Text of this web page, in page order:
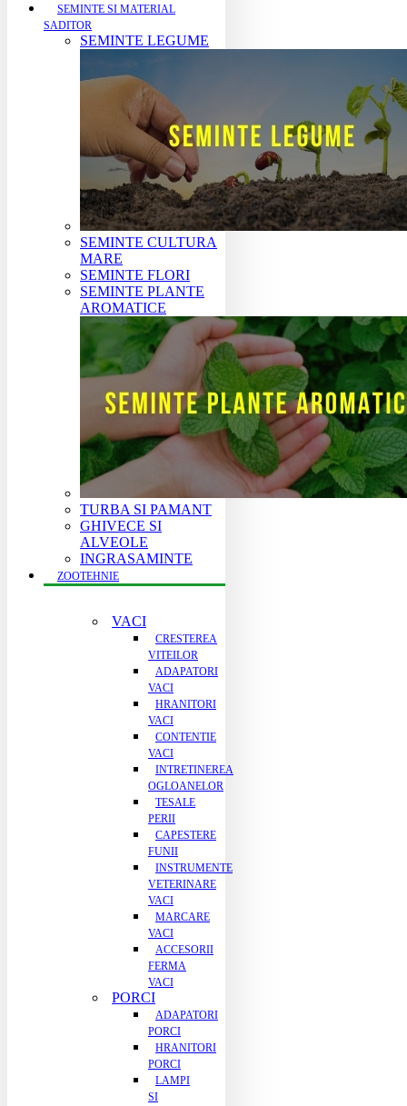
SEMINTE SI MATERIAL
SADITOR
SEMINTE LEGUME
SEMINTE CULTURA
MARE
SEMINTE FLORI
SEMINTE PLANTE
AROMATICE
TURBA SI PAMANT
GHIVECE SI
ALVEOLE
INGRASAMINTE
ZOOTEHNIE
VACI
CRESTEREA
VITEILOR
ADAPATORI
VACI
HRANITORI
VACI
CONTENTIE
VACI
INTRETINEREA
OGLOANELOR
TESALE
PERII
CAPESTERE
FUNII
INSTRUMENTE
VETERINARE
VACI
MARCARE
VACI
ACCESORII
FERMA
VACI
PORCI
ADAPATORI
PORCI
HRANITORI
PORCI
LAMPI
SI